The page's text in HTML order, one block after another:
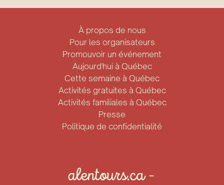
À propos de nous
Pour les organisateurs
Promouvoir un événement
Aujourd'hui à Québec
Cette semaine à Québec
Activités gratuites à Québec
Activités familiales à Québec
Presse
Politique de confidentialité